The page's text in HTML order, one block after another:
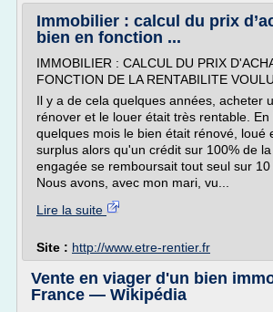
Immobilier : calcul du prix
bien en fonction ...
IMMOBILIER : CALCUL DU PRIX
FONCTION DE LA RENTABILITE
Il y a de cela quelques années, acheter
rénover et le louer était très rentable.
quelques mois le bien était rénové, loué
surplus alors qu'un crédit sur 100% de
engagée se remboursait tout seul sur 10
Nous avons, avec mon mari, vu...
Lire la suite
Site : http://www.etre-rentier.fr
Vente en viager d'un bien
France — Wikipédia